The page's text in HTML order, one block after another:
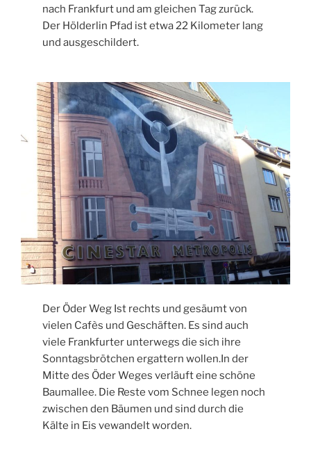
nach Frankfurt und am gleichen Tag zurück.
Der Hölderlin Pfad ist etwa 22 Kilometer lang
und ausgeschildert.
Der Öder Weg Ist rechts und gesäumt von
vielen Cafès und Geschäften. Es sind auch
viele Frankfurter unterwegs die sich ihre
Sonntagsbrötchen ergattern wollen.In der
Mitte des Öder Weges verläuft eine schöne
Baumallee. Die Reste vom Schnee legen noch
zwischen den Bäumen und sind durch die
Kälte in Eis vewandelt worden.